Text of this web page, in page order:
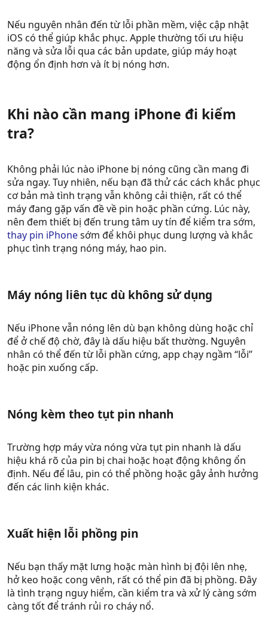
Nếu nguyên nhân đến từ lỗi phần mềm, việc cập nhật
iOS có thể giúp khắc phục. Apple thường tối ưu hiệu
năng và sửa lỗi qua các bản update, giúp máy hoạt
động ổn định hơn và ít bị nóng hơn.
Khi nào cần mang iPhone đi kiểm
tra?​
Không phải lúc nào iPhone bị nóng cũng cần mang đi
sửa ngay. Tuy nhiên, nếu bạn đã thử các cách khắc phục
cơ bản mà tình trạng vẫn không cải thiện, rất có thể
máy đang gặp vấn đề về pin hoặc phần cứng. Lúc này,
nên đem thiết bị đến trung tâm uy tín để kiểm tra sớm,
thay pin iPhonesớm để khôi phục dung lượng và khắc
phục tình trạng nóng máy, hao pin.
Máy nóng liên tục dù không sử dụng​
Nếu iPhone vẫn nóng lên dù bạn không dùng hoặc chỉ
để ở chế độ chờ, đây là dấu hiệu bất thường. Nguyên
nhân có thể đến từ lỗi phần cứng, app chạy ngầm “lỗi”
hoặc pin xuống cấp.
Nóng kèm theo tụt pin nhanh​
Trường hợp máy vừa nóng vừa tụt pin nhanh là dấu
hiệu khá rõ của pin bị chai hoặc hoạt động không ổn
định. Nếu để lâu, pin có thể phồng hoặc gây ảnh hưởng
đến các linh kiện khác.
Xuất hiện lỗi phồng pin​
Nếu bạn thấy mặt lưng hoặc màn hình bị đội lên nhẹ,
hở keo hoặc cong vênh, rất có thể pin đã bị phồng. Đây
là tình trạng nguy hiểm, cần kiểm tra và xử lý càng sớm
càng tốt để tránh rủi ro cháy nổ.